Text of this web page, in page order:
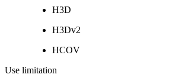
H3D
H3Dv2
HCOV
Use limitation